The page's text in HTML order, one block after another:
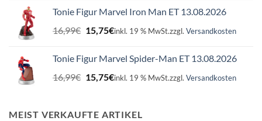
16,99€15,75€.
Tonie Figur Marvel Iron Man ET 13.08.2026
16,99€ Ursprünglicher
Preis
16,99€
15,75€Aktueller
15,75€.
inkl. 19 % MwSt.zzgl. Versandkosten
Tonie Figur Marvel Spider-Man ET 13.08.2026
16,99€ Ursprünglicher
Preis
16,99€
15,75€Aktueller
15,75€.
inkl. 19 % MwSt.zzgl. Versandkosten
MEIST VERKAUFTE ARTIKEL